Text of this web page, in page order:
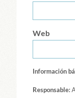
Web
Información
Responsable: